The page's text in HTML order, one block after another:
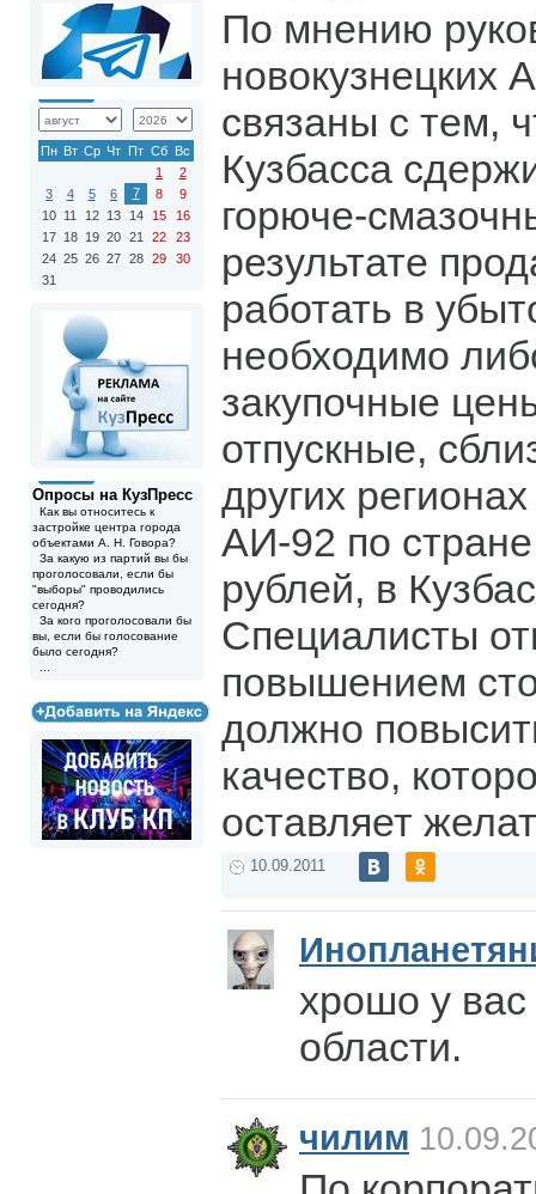
Пн Вт Ср Чт Пт Сб Вс
1
2
3
4 5 6 7 8
9
10 11 12 13 14 15
16
17 18 19 20 21 22
23
24 25 26 27 28 29
30
31
Опросы на КузПресс
Как вы относитесь к
застройке центра города
объектами А. Н. Говора?
За какую из партий вы бы
проголосовали, если бы
"выборы" проводились
сегодня?
За кого проголосовали бы
вы, если бы голосование
было сегодня?
По мнению
новокузнецких
связаны с тем,
Кузбасса
горюче-
результате
работать в
необходимо
закупочные
отпускные,
других
АИ-92 по
рублей, в
Специалисты
повышением
должно
качество,
оставляет
10.09.2011
хрошо у вас
области.
чилим